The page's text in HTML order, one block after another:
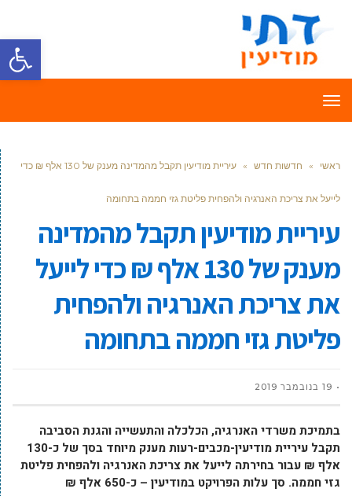
פתח
תפריט
ראשי » חדשות חדש » עיריית מודיעין תקבל מהמדינה מענק של 130 אלף ₪ כדי
לייעל את צריכת האנרגיה ולהפחית פליטת גזי חממה בתחומה
עיריית מודיעין תקבל מהמדינה
מענק של 130 אלף ₪ כדי לייעל
את צריכת האנרגיה ולהפחית
פליטת גזי חממה בתחומה
19 בנובמבר 2019
בתמיכת משרדי האנרגיה, הכלכלה והתעשייה והגנת הסביבה
תקבל עיריית מודיעין-מכבים-רעות מענק מיוחד בסך של כ-130
אלף ₪ עבור בחירתה לייעל את צריכת האנרגיה ולהפחית פליטת
גזי חממה. סך עלות הפרויקט במודיעין – כ-650 אלף ₪